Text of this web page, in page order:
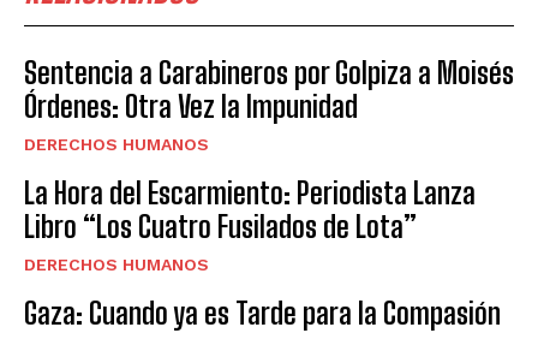
Sentencia a Carabineros por Golpiza a Moisés
Órdenes: Otra Vez la Impunidad
DERECHOS HUMANOS
La Hora del Escarmiento: Periodista Lanza
Libro “Los Cuatro Fusilados de Lota”
DERECHOS HUMANOS
Gaza: Cuando ya es Tarde para la Compasión